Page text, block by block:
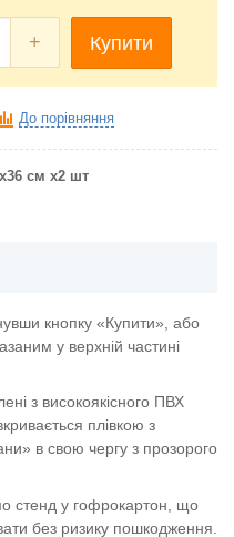
+ Купити
До порівняння
см х2 шт
кнопку «Купити», або
у верхній частині
з високоякісного ПВХ
плівкою з
в свою чергу з прозорого
стенд у гофрокартон, що
без ризику пошкодження.